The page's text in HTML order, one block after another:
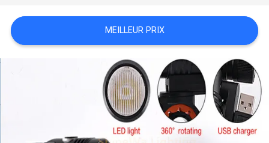
NOUS
CONTACTER
MEILLEUR PRIX